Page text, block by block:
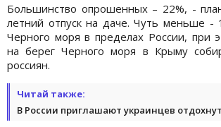
Большинство опрошенных – 22%, -
летний отпуск на даче. Чуть меньше -
Черного моря в пределах России, при
на берег Черного моря в Крыму
россиян.
Читай также:
В России приглашают украинцев